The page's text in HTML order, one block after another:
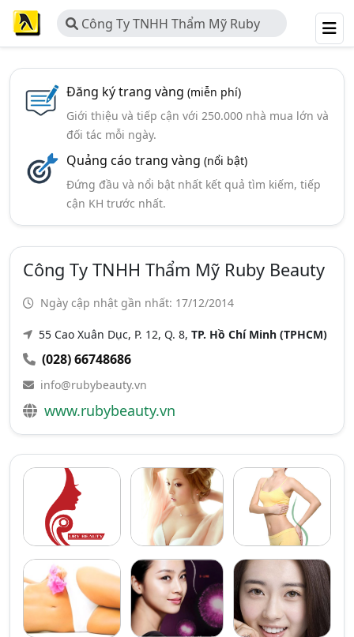
Công Ty TNHH Thẩm Mỹ Ruby
Beauty
Đăng ký trang vàng (miễn phí)
Giới thiệu và tiếp cận với 250.000 nhà mua lớn và
đối tác mỗi ngày.
Quảng cáo trang vàng (nổi bật)
Đứng đầu và nổi bật nhất kết quả tìm kiếm, tiếp
cận KH trước nhất.
Công Ty TNHH Thẩm Mỹ Ruby Beauty
Ngày cập nhật gần nhất: 17/12/2014
55 Cao Xuân Dục, P. 12, Q. 8, TP. Hồ Chí Minh (TPHCM)
(028) 66748686
info@rubybeauty.vn
www.rubybeauty.vn